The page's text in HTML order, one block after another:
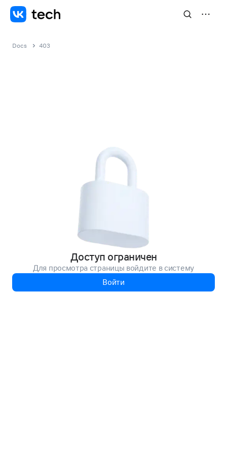
Docs 403
Доступ ограничен
Для просмотра страницы войдите в систему
Войти